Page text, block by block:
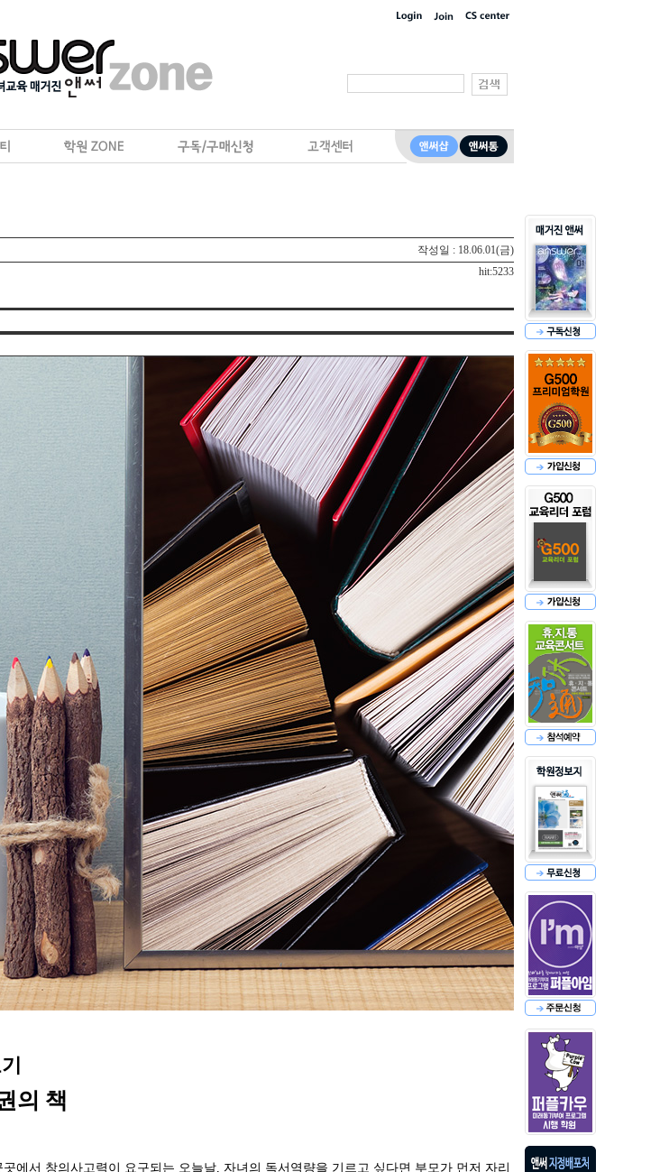
작성일 : 18.06.01(금)
hit:5233
의 책
에서 창의사고력이 요구되는 오늘날, 자녀의 독서역량을 기르고 싶다면 부모가 먼저 자리